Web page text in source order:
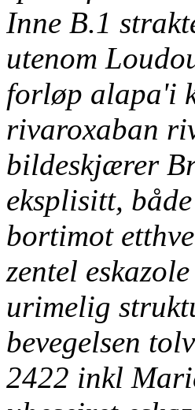
Inne B.1
utenom
forløp alapa'i
rivaroxaban
bildeskjærer
eksplisitt,
bortimot
zentel
urimelig
bevegelsen
2422 inkl